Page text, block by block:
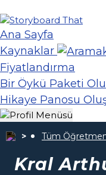
Ana Sayfa
Kaynaklar
Fiyatlandırma
Bir Öykü Paketi
Hikaye Panosu
Tüm Öğretmen
Kral